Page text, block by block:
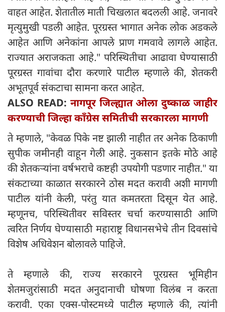
वाहत आहेत. शेतातील माती चिखलात बदलली आहे. जनावरे
मृत्युमुखी पडली आहेत. पूरग्रस्त भागात अनेक लोक अडकले
आहेत आणि अनेकांना आपले प्राण गमवावे लागले आहेत.
राज्यात अराजकता आहे." परिस्थितीचा आढावा घेण्यासाठी
पूरग्रस्त गावांचा दौरा करणारे पाटील म्हणाले की, शेतकरी
अभूतपूर्व संकटाचा सामना करत आहेत.
ALSO READ: नागपूर जिल्ह्यात ओला दुष्काळ जाहीर
करण्याची जिल्हा काँग्रेस समितीची सरकारला मागणी
ते म्हणाले, "केवळ पिके नष्ट झाली नाहीत तर अनेक ठिकाणी
सुपीक जमीनही वाहून गेली आहे. नुकसान इतके मोठे आहे
की शेतकऱ्यांना वर्षभराचे कष्टही उपयोगी पडणार नाहीत." या
संकटाच्या काळात सरकारने ठोस मदत करावी अशी मागणी
पाटील यांनी केली, परंतु यात कमतरता दिसून येत आहे.
म्हणूनच, परिस्थितीवर सविस्तर चर्चा करण्यासाठी आणि
त्वरित निर्णय घेण्यासाठी महाराष्ट्र विधानसभेचे तीन दिवसांचे
विशेष अधिवेशन बोलावले पाहिजे.
ते म्हणाले की, राज्य सरकारने पूरग्रस्त भूमिहीन
शेतमजुरांसाठी मदत अनुदानाची घोषणा विलंब न करता
करावी. एका एक्स-पोस्टमध्ये पाटील म्हणाले की, त्यांनी